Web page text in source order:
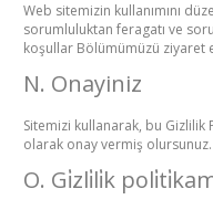
Web sitemizin kullanımını
sorumluluktan feragatı ve
koşullar Bölümümüzü ziyaret
N. Onayiniz
Sitemizi kullanarak, bu
olarak onay vermiş olursunuz.
O. Gi̇zli̇li̇k